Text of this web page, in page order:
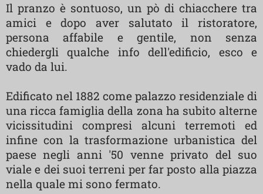
Il pranzo è sontuoso, un pò di chiacchere tra
amici e dopo aver salutato il ristoratore,
persona affabile e gentile, non senza
chiedergli qualche info dell'edificio, esco e
vado da lui.
Edificato nel 1882 come palazzo residenziale di
una ricca famiglia della zona ha subito alterne
vicissitudini compresi alcuni terremoti ed
infine con la trasformazione urbanistica del
paese negli anni '50 venne privato del suo
viale e dei suoi terreni per far posto alla piazza
nella quale mi sono fermato.